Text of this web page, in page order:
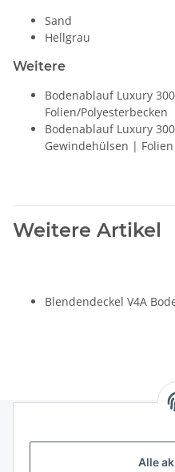
Alle
Sand
Hellgrau
Weitere
Bodenablauf Luxury
Folien/Polyesterbecken
Bodenablauf Luxury
Gewindehülsen |
Weitere Artikel
Blendendeckel V4A